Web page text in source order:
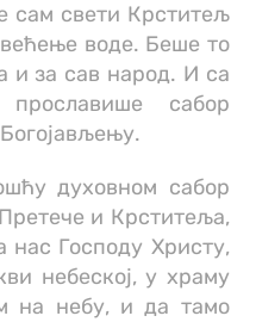
сам свети Крститељ
воде. Беше то
и за сав народ. И са
сабор
духовном сабор
и Крститеља,
нас Господу Христу,
небеској, у храму
на небу, и да тамо